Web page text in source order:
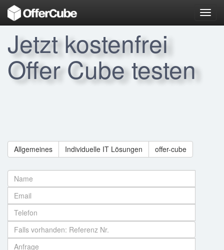
Jetzt kostenfrei
Offer Cube testen
Allgemeines Individuelle IT Lösungen offer-cube